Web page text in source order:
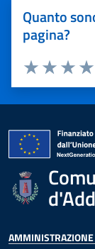
Quanto
pagina?
Valuta
Valuta 2
Valuta 1 stelle
AMMINISTRAZIONE